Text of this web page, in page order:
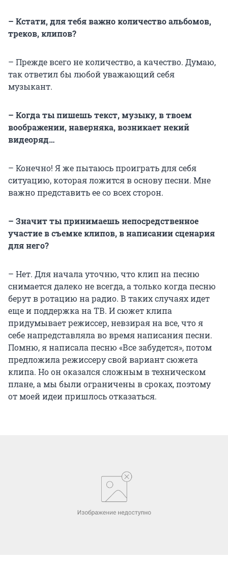
– Кстати, для тебя важно количество альбомов,
треков, клипов?
– Прежде всего не количество, а качество. Думаю,
так ответил бы любой уважающий себя
музыкант.
– Когда ты пишешь текст, музыку, в твоем
воображении, наверняка, возникает некий
видеоряд…
– Конечно! Я же пытаюсь проиграть для себя
ситуацию, которая ложится в основу песни. Мне
важно представить ее со всех сторон.
– Значит ты принимаешь непосредственное
участие в съемке клипов, в написании сценария
для него?
– Нет. Для начала уточню, что клип на песню
снимается далеко не всегда, а только когда песню
берут в ротацию на радио. В таких случаях идет
еще и поддержка на ТВ. И сюжет клипа
придумывает режиссер, невзирая на все, что я
себе напредставляла во время написания песни.
Помню, я написала песню «Все забудется», потом
предложила режиссеру свой вариант сюжета
клипа. Но он оказался сложным в техническом
плане, а мы были ограничены в сроках, поэтому
от моей идеи пришлось отказаться.